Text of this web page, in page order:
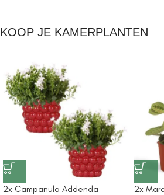
KOOP JE KAMERPLANTEN
2x Campanula Addenda
2x